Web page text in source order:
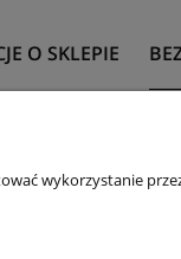
O SKLEPIE
wykorzystanie